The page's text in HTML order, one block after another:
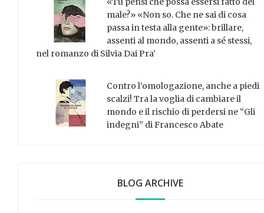
male?» «Non so. Che ne sai di cosa
passa in testa alla gente»: brillare,
assenti al mondo, assenti a sé stessi,
nel romanzo di Silvia Dai Pra'
Contro l’omologazione, anche a piedi
scalzi! Tra la voglia di cambiare il
mondo e il rischio di perdersi ne “Gli
indegni” di Francesco Abate
BLOG ARCHIVE